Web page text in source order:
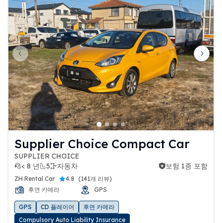
Previous slide Next
Supplier Choice Compact Car
SUPPLIER CHOICE
< 8 년
5 자동차
보험 1종 포함 보험 1종 포함
ZH Rental Car 4.8 (141개 리뷰)
후면 카메라
GPS
GPS CD 플레이어
후면 카메라
Compulsory Auto Liability Insurance